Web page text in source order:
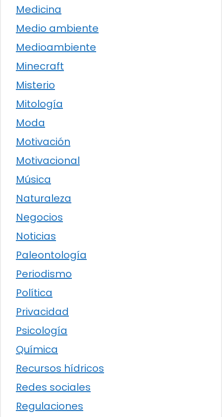
Medicina
Medio ambiente
Medioambiente
Minecraft
Misterio
Mitología
Moda
Motivación
Motivacional
Música
Naturaleza
Negocios
Noticias
Paleontología
Periodismo
Política
Privacidad
Psicología
Química
Recursos hídricos
Redes sociales
Regulaciones